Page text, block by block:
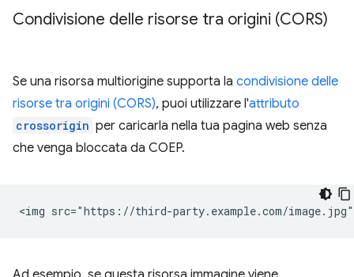
Condivisione delle risorse tra origini (CORS)
Se una risorsa multiorigine supporta la condivisione delle
risorse tra origini (CORS), puoi utilizzare l'attributo
crossorigin per caricarla nella tua pagina web senza
che venga bloccata da COEP.